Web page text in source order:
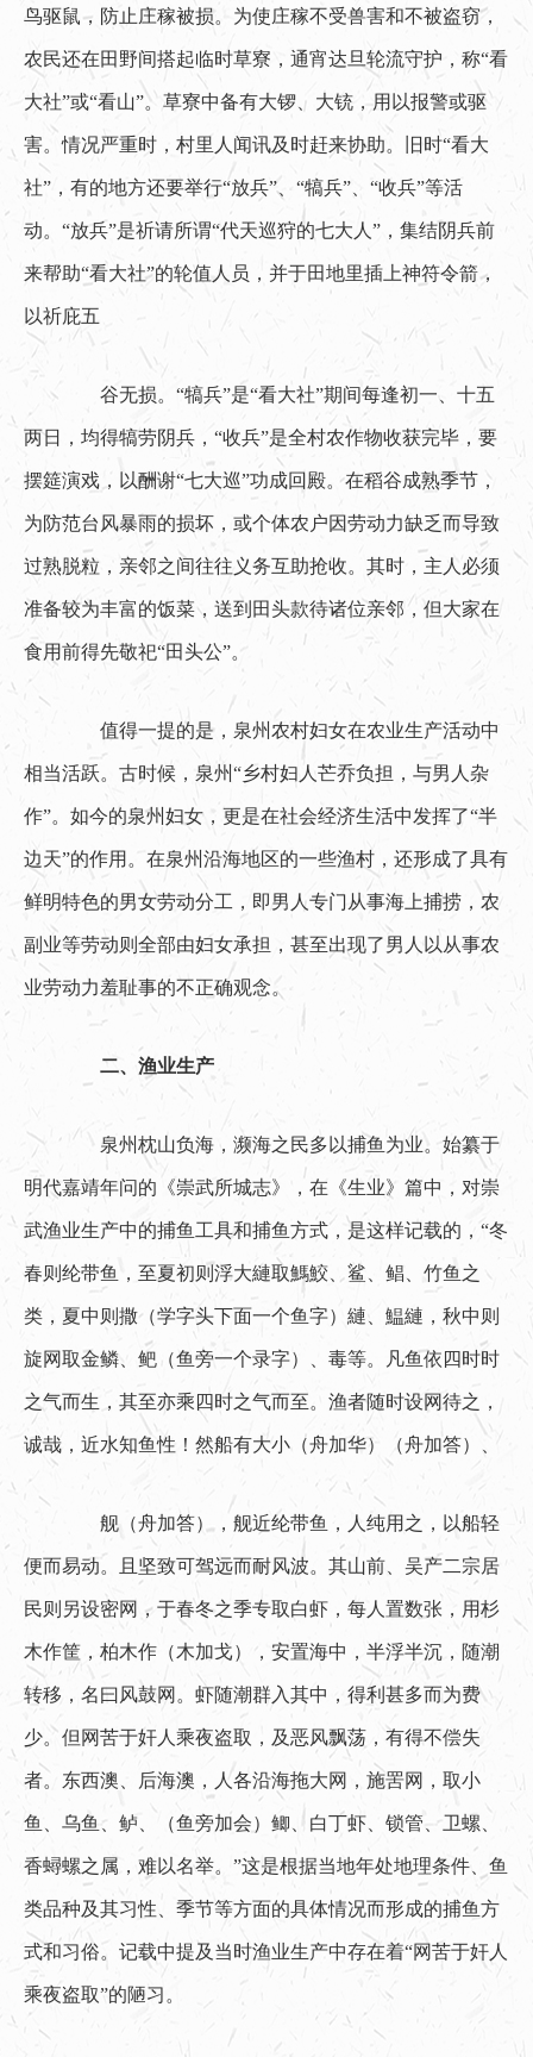
鸟驱鼠，防止庄稼被损。为使庄稼不受兽害和不被盗窃，
农民还在田野间搭起临时草寮，通宵达旦轮流守护，称“看
大社”或“看山”。草寮中备有大锣、大铳，用以报警或驱
害。情况严重时，村里人闻讯及时赶来协助。旧时“看大
社”，有的地方还要举行“放兵”、“犒兵”、“收兵”等活
动。“放兵”是祈请所谓“代天巡狩的七大人”，集结阴兵前
来帮助“看大社”的轮值人员，并于田地里插上神符令箭，
以祈庇五
谷无损。“犒兵”是“看大社”期间每逢初一、十五
两日，均得犒劳阴兵，“收兵”是全村农作物收获完毕，要
摆筵演戏，以酬谢“七大巡”功成回殿。在稻谷成熟季节，
为防范台风暴雨的损坏，或个体农户因劳动力缺乏而导致
过熟脱粒，亲邻之间往往义务互助抢收。其时，主人必须
准备较为丰富的饭菜，送到田头款待诸位亲邻，但大家在
食用前得先敬祀“田头公”。
值得一提的是，泉州农村妇女在农业生产活动中
相当活跃。古时候，泉州“乡村妇人芒乔负担，与男人杂
作”。如今的泉州妇女，更是在社会经济生活中发挥了“半
边天”的作用。在泉州沿海地区的一些渔村，还形成了具有
鲜明特色的男女劳动分工，即男人专门从事海上捕捞，农
副业等劳动则全部由妇女承担，甚至出现了男人以从事农
业劳动力羞耻事的不正确观念。
二、渔业生产
泉州枕山负海，濒海之民多以捕鱼为业。始纂于
明代嘉靖年问的《崇武所城志》，在《生业》篇中，对崇
武渔业生产中的捕鱼工具和捕鱼方式，是这样记载的，“冬
春则纶带鱼，至夏初则浮大縺取鰢鮫、鲨、鲳、竹鱼之
类，夏中则撒（学字头下面一个鱼字）縺、鰛縺，秋中则
旋网取金鳞、鲃（鱼旁一个录字）、毒等。凡鱼依四时时
之气而生，其至亦乘四时之气而至。渔者随时设网待之，
诚哉，近水知鱼性！然船有大小（舟加华）（舟加答）、
舰（舟加答），舰近纶带鱼，人纯用之，以船轻
便而易动。且坚致可驾远而耐风波。其山前、吴产二宗居
民则另设密网，于春冬之季专取白虾，每人置数张，用杉
木作筐，柏木作（木加戈），安置海中，半浮半沉，随潮
转移，名曰风鼓网。虾随潮群入其中，得利甚多而为费
少。但网苦于奸人乘夜盗取，及恶风飘荡，有得不偿失
者。东西澳、后海澳，人各沿海拖大网，施罟网，取小
鱼、乌鱼、鲈、（鱼旁加会）鲫、白丁虾、锁管、卫螺、
香蟳螺之属，难以名举。”这是根据当地年处地理条件、鱼
类品种及其习性、季节等方面的具体情况而形成的捕鱼方
式和习俗。记载中提及当时渔业生产中存在着“网苦于奸人
乘夜盗取”的陋习。